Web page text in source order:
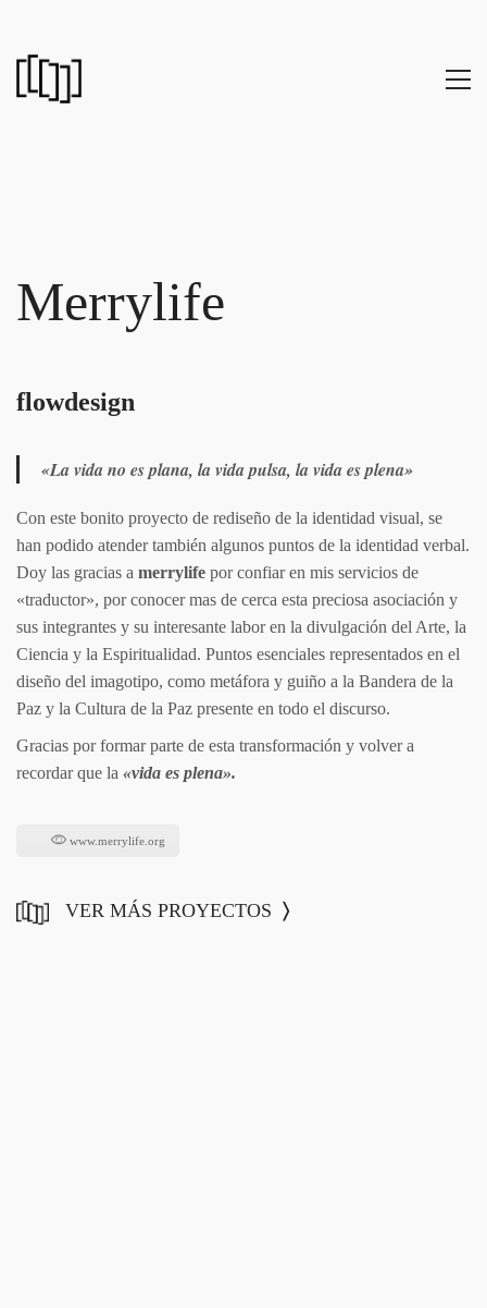
Merrylife
flowdesign
«La vida no es plana, la vida pulsa, la vida es plena»
Con este bonito proyecto de rediseño de la identidad visual, se
han podido atender también algunos puntos de la identidad verbal.
Doy las gracias a merrylife por confiar en mis servicios de
«traductor», por conocer mas de cerca esta preciosa asociación y
sus integrantes y su interesante labor en la divulgación del Arte, la
Ciencia y la Espiritualidad. Puntos esenciales representados en el
diseño del imagotipo, como metáfora y guiño a la Bandera de la
Paz y la Cultura de la Paz presente en todo el discurso.
Gracias por formar parte de esta transformación y volver a
recordar que la «vida es plena».
www.merrylife.org
VER MÁS PROYECTOS 〉